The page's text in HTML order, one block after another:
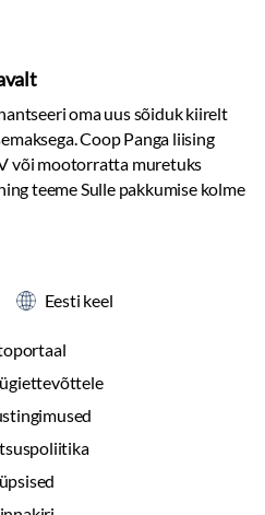
oma uus sõiduk kiirelt
Coop Panga liising
või mootorratta muretuks
teeme Sulle pakkumise kolme
Eesti keel